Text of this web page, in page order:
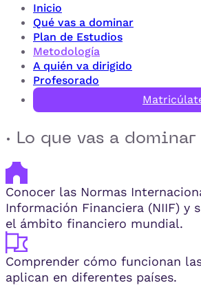
Inicio
Qué vas a dominar
Plan de Estudios
Metodología
A quién va dirigido
Profesorado
· Lo que vas a dominar
Conocer las Normas
Información Financiera (NIIF) y
el ámbito financiero mundial.
Comprender cómo funcionan
aplican en diferentes países.